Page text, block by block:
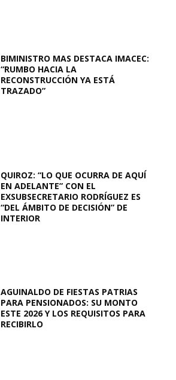
BIMINISTRO MAS DESTACA IMACEC:
“RUMBO HACIA LA
RECONSTRUCCIÓN YA ESTÁ
TRAZADO”
QUIROZ: “LO QUE OCURRA DE AQUÍ
EN ADELANTE” CON EL
EXSUBSECRETARIO RODRÍGUEZ ES
“DEL ÁMBITO DE DECISIÓN” DE
INTERIOR
AGUINALDO DE FIESTAS PATRIAS
PARA PENSIONADOS: SU MONTO
ESTE 2026 Y LOS REQUISITOS PARA
RECIBIRLO